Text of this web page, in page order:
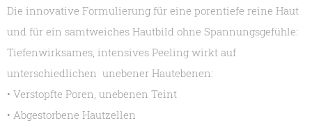
Die innovative Formulierung für eine porentiefe reine Haut
und für ein samtweiches Hautbild ohne Spannungsgefühle:
Tiefenwirksames, intensives Peeling wirkt auf
unterschiedlichen unebener Hautebenen:
• Verstopfte Poren, unebenen Teint
• Abgestorbene Hautzellen